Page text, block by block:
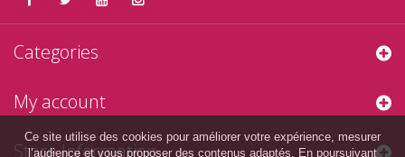
Categories
My account
Store Information
Ce site utilise des cookies pour améliorer votre expérience, mesurer
l’audience et vous proposer des contenus adaptés. En poursuivant